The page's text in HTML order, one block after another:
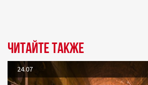
Читайте также
24.07